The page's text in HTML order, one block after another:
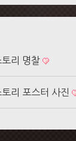
리 명찰
리 포스터 사진